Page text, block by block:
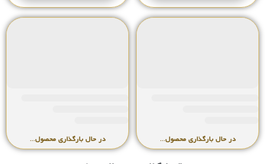
ساعت مردانه همیلتون ساعت مردانه همیلتون